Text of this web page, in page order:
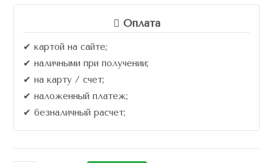
Оплата
✔ картой на сайте;
✔ наличными при получении;
✔ на карту / счет;
✔ наложенный платеж;
✔ безналичный расчет;